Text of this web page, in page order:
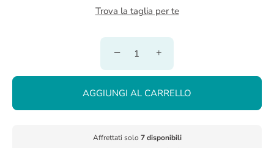
Trova la taglia per te
− +
AGGIUNGI AL CARRELLO
Affrettati solo 7 disponibili